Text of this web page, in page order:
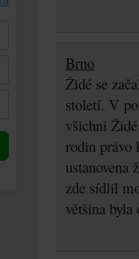
Brno
Židé se
století. V
všichni
rodin právo
ustanovena
zde sídlil
většina